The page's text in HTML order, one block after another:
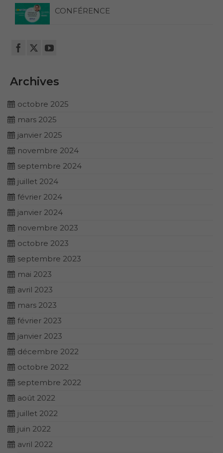
CONFÉRENCE
Archives
octobre 2025
mars 2025
janvier 2025
novembre 2024
septembre 2024
juillet 2024
février 2024
janvier 2024
novembre 2023
octobre 2023
septembre 2023
mai 2023
avril 2023
mars 2023
février 2023
janvier 2023
décembre 2022
octobre 2022
septembre 2022
août 2022
juillet 2022
juin 2022
avril 2022